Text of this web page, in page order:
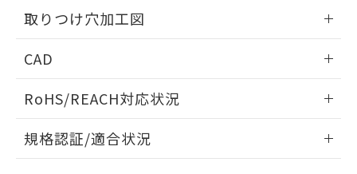
取りつけ穴加工図
CAD
ドすることができます。
ログイン/会員登録
RoHS/REACH対応状況
EU RoHS 注意事項・凡例
規格認証/適合状況
既に当社にて対応品への在庫切替を完了
していることから、特段のことがない限
り、2022年1月12日より割愛しておりま